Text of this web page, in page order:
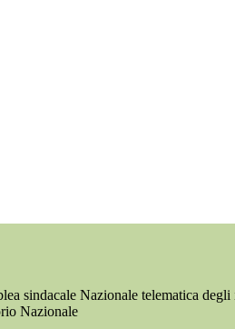
sindacale Nazionale telematica
Nazionale